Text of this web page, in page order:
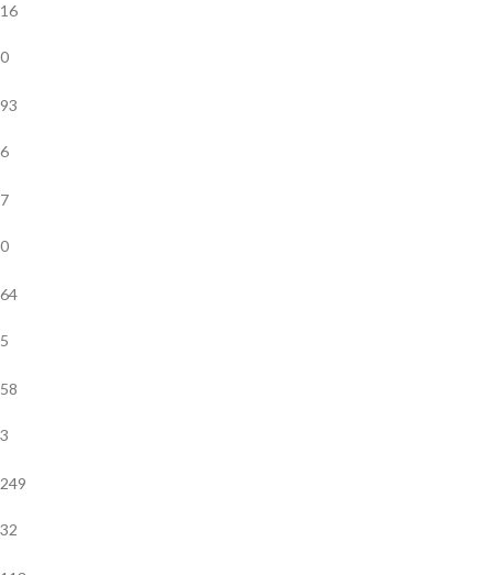
16
0
93
6
7
0
64
5
58
3
249
32